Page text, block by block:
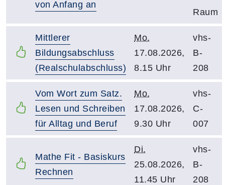
von Anfang an
Raum
Mittlerer
Bildungsabschluss
(Realschulabschluss)
Mo.
17.08.2026,
8.15 Uhr
vhs-
B-
208
Vom Wort zum Satz.
Lesen und Schreiben
für Alltag und Beruf
Mo.
17.08.2026,
9.30 Uhr
vhs-
C-
007
Mathe Fit - Basiskurs
Rechnen
Di.
25.08.2026,
11.45 Uhr
vhs-
B-
208